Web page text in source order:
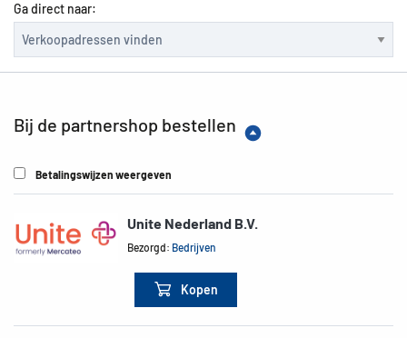
Ga direct naar:
Bij de partnershop bestellen
Betalingswijzen weergeven
Unite Nederland B.V.
Bezorgd: Bedrijven
Kopen